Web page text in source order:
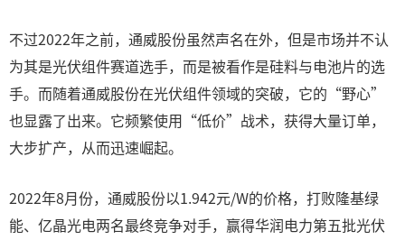
不过2022年之前，通威股份虽然声名在外，但是市场并不认
为其是光伏组件赛道选手，而是被看作是硅料与电池片的选
手。而随着通威股份在光伏组件领域的突破，它的“野心”
也显露了出来。它频繁使用“低价”战术，获得大量订单，
大步扩产，从而迅速崛起。
2022年8月份，通威股份以1.942元/W的价格，打败隆基绿
能、亿晶光电两名最终竞争对手，赢得华润电力第五批光伏